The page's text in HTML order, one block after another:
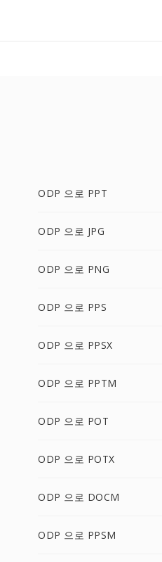
ODP 으로 PPT
ODP 으로 JPG
ODP 으로 PNG
ODP 으로 PPS
ODP 으로 PPSX
ODP 으로 PPTM
ODP 으로 POT
ODP 으로 POTX
ODP 으로 DOCM
ODP 으로 PPSM